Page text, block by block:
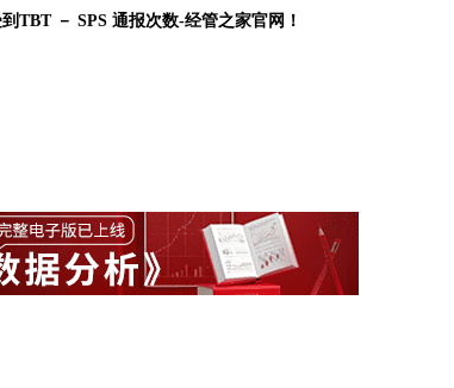
TBT － SPS 通报次数-经管之家官网！